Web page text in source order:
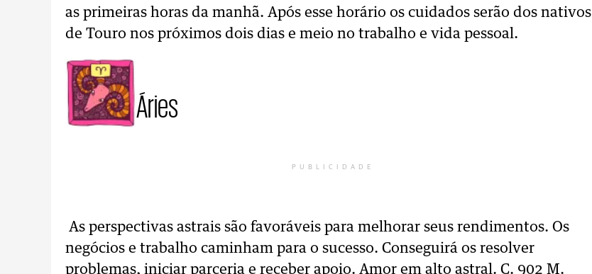
as primeiras horas da manhã. Após esse horário os cuidados serão dos nativos
de Touro nos próximos dois dias e meio no trabalho e vida pessoal.
Áries
PUBLICIDADE
As perspectivas astrais são favoráveis para melhorar seus rendimentos. Os
negócios e trabalho caminham para o sucesso. Conseguirá os resolver
problemas, iniciar parceria e receber apoio. Amor em alto astral. C. 902 M.